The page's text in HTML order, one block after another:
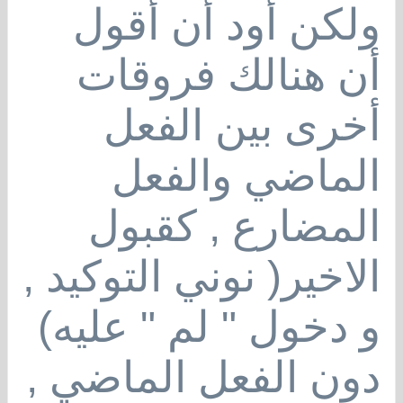
ولكن أود أن أقول
أن هنالك فروقات
أخرى بين الفعل
الماضي والفعل
المضارع , كقبول
الاخير( نوني التوكيد ,
و دخول " لم " عليه)
دون الفعل الماضي ,